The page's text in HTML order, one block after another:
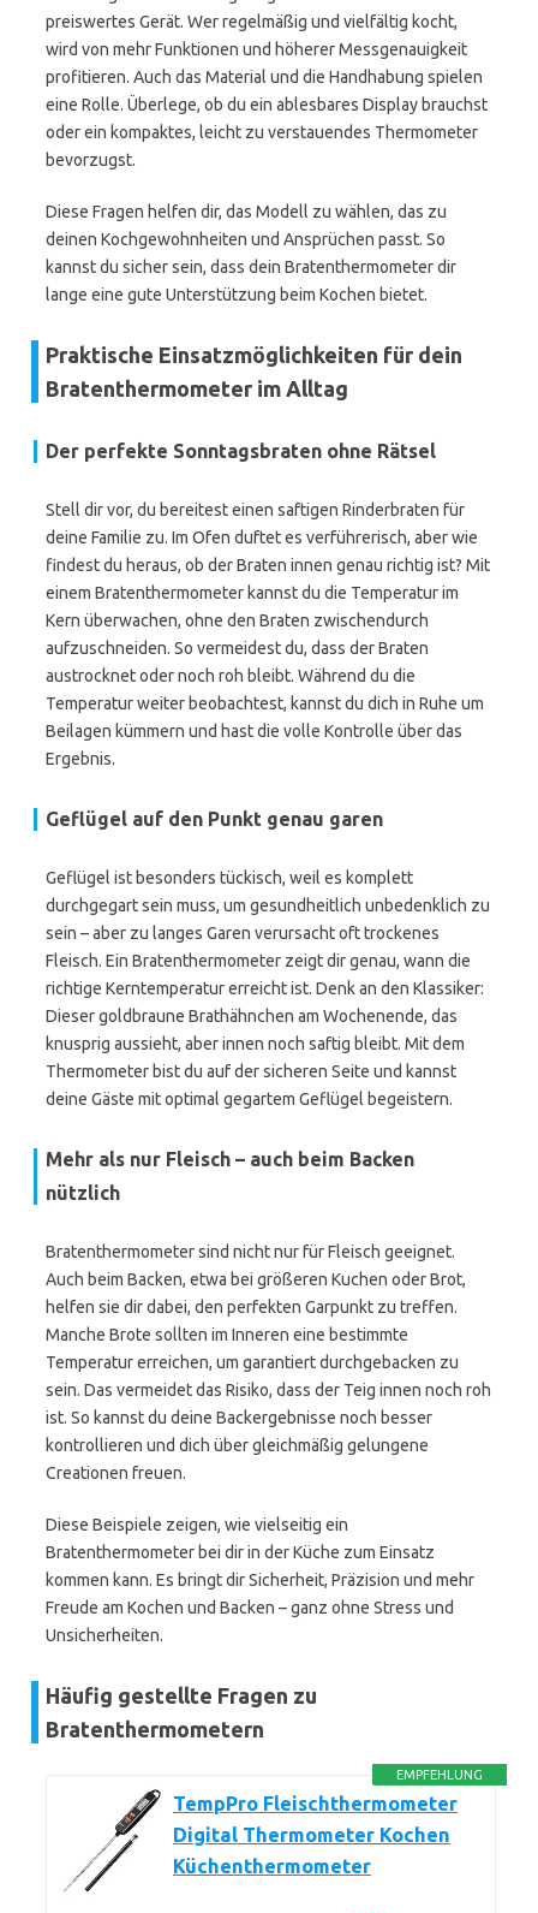
preiswertes Gerät. Wer regelmäßig und vielfältig kocht,
wird von mehr Funktionen und höherer Messgenauigkeit
profitieren. Auch das Material und die Handhabung spielen
eine Rolle. Überlege, ob du ein ablesbares Display brauchst
oder ein kompaktes, leicht zu verstauendes Thermometer
bevorzugst.
Diese Fragen helfen dir, das Modell zu wählen, das zu
deinen Kochgewohnheiten und Ansprüchen passt. So
kannst du sicher sein, dass dein Bratenthermometer dir
lange eine gute Unterstützung beim Kochen bietet.
Praktische Einsatzmöglichkeiten für dein
Bratenthermometer im Alltag
Der perfekte Sonntagsbraten ohne Rätsel
Stell dir vor, du bereitest einen saftigen Rinderbraten für
deine Familie zu. Im Ofen duftet es verführerisch, aber wie
findest du heraus, ob der Braten innen genau richtig ist? Mit
einem Bratenthermometer kannst du die Temperatur im
Kern überwachen, ohne den Braten zwischendurch
aufzuschneiden. So vermeidest du, dass der Braten
austrocknet oder noch roh bleibt. Während du die
Temperatur weiter beobachtest, kannst du dich in Ruhe um
Beilagen kümmern und hast die volle Kontrolle über das
Ergebnis.
Geflügel auf den Punkt genau garen
Geflügel ist besonders tückisch, weil es komplett
durchgegart sein muss, um gesundheitlich unbedenklich zu
sein – aber zu langes Garen verursacht oft trockenes
Fleisch. Ein Bratenthermometer zeigt dir genau, wann die
richtige Kerntemperatur erreicht ist. Denk an den Klassiker:
Dieser goldbraune Brathähnchen am Wochenende, das
knusprig aussieht, aber innen noch saftig bleibt. Mit dem
Thermometer bist du auf der sicheren Seite und kannst
deine Gäste mit optimal gegartem Geflügel begeistern.
Mehr als nur Fleisch – auch beim Backen
nützlich
Bratenthermometer sind nicht nur für Fleisch geeignet.
Auch beim Backen, etwa bei größeren Kuchen oder Brot,
helfen sie dir dabei, den perfekten Garpunkt zu treffen.
Manche Brote sollten im Inneren eine bestimmte
Temperatur erreichen, um garantiert durchgebacken zu
sein. Das vermeidet das Risiko, dass der Teig innen noch roh
ist. So kannst du deine Backergebnisse noch besser
kontrollieren und dich über gleichmäßig gelungene
Creationen freuen.
Diese Beispiele zeigen, wie vielseitig ein
Bratenthermometer bei dir in der Küche zum Einsatz
kommen kann. Es bringt dir Sicherheit, Präzision und mehr
Freude am Kochen und Backen – ganz ohne Stress und
Unsicherheiten.
Häufig gestellte Fragen zu
Bratenthermometern
EMPFEHLUNG
TempPro Fleischthermometer
Digital Thermometer Kochen
Küchenthermometer